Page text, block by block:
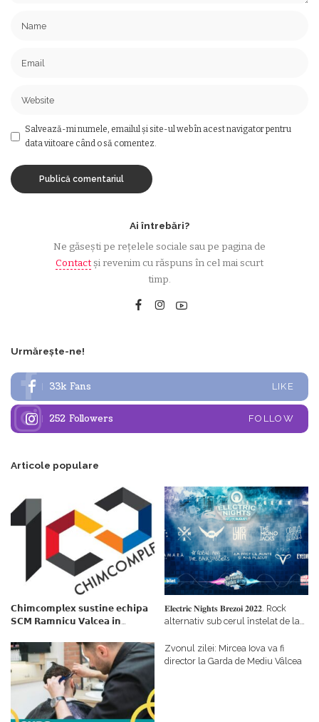
Salvează-mi numele, emailul și site-ul web în acest navigator pentru
data viitoare când o să comentez.
Ai întrebări?
Ne găsești pe rețelele sociale sau pe pagina de
Contactși revenim cu răspuns în cel mai scurt
timp.
Urmărește-ne!
33k Fans LIKE
252 Followers FOLLOW
Articole populare
𝗖𝗵𝗶𝗺𝗰𝗼𝗺𝗽𝗹𝗲𝘅 𝘀𝘂𝘀𝘁𝗶𝗻𝗲 𝗲𝗰𝗵𝗶𝗽𝗮
𝗦𝗖𝗠 𝗥𝗮𝗺𝗻𝗶𝗰𝘂 𝗩𝗮𝗹𝗰𝗲𝗮 𝗶𝗻
𝗳𝗶𝗻𝗮𝗻𝘁𝗮𝘁𝗼𝗿
𝐄𝐥𝐞𝐜𝐭𝐫𝐢𝐜 𝐍𝐢𝐠𝐡𝐭𝐬 𝐁𝐫𝐞𝐳𝐨𝐢 𝟐𝟎𝟐𝟐. Rock
alternativ sub cerul înstelat de la
Zvonul zilei: Mircea Iova va fi
director la Garda de Mediu Vâlcea